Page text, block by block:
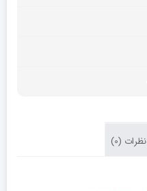
نظرات (0)